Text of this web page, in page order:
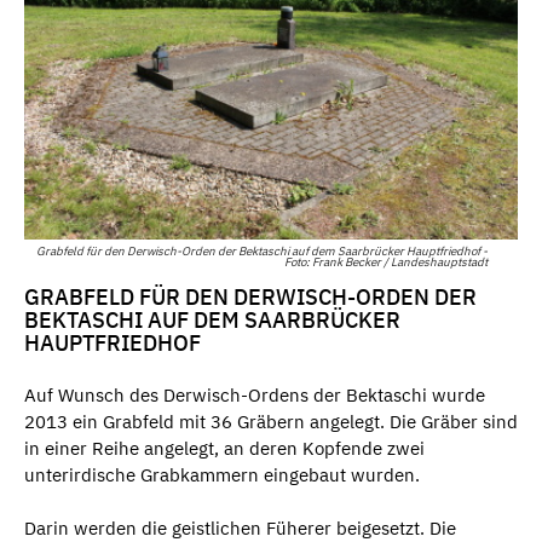
Grabfeld für den Derwisch-Orden der Bektaschi auf dem Saarbrücker Hauptfriedhof -
Foto: Frank Becker / Landeshauptstadt
GRABFELD FÜR DEN DERWISCH-ORDEN DER
BEKTASCHI AUF DEM SAARBRÜCKER
HAUPTFRIEDHOF
Auf Wunsch des Derwisch-Ordens der Bektaschi wurde
2013 ein Grabfeld mit 36 Gräbern angelegt. Die Gräber sind
in einer Reihe angelegt, an deren Kopfende zwei
unterirdische Grabkammern eingebaut wurden.
Darin werden die geistlichen Füherer beigesetzt. Die